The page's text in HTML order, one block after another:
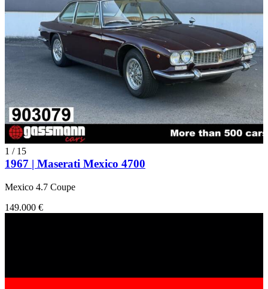
1 / 15
1967 | Maserati Mexico 4700
Mexico 4.7 Coupe
149.000 €